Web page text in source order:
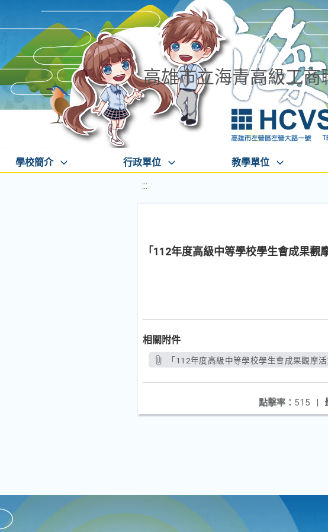
高雄市立海青高級工商
學校簡介 行政單位 教學單位
:::
「112年度高級中等學校學生會成果
相關附件
「112年度高級中等學校學生會成果觀摩
點擊率： 515 |